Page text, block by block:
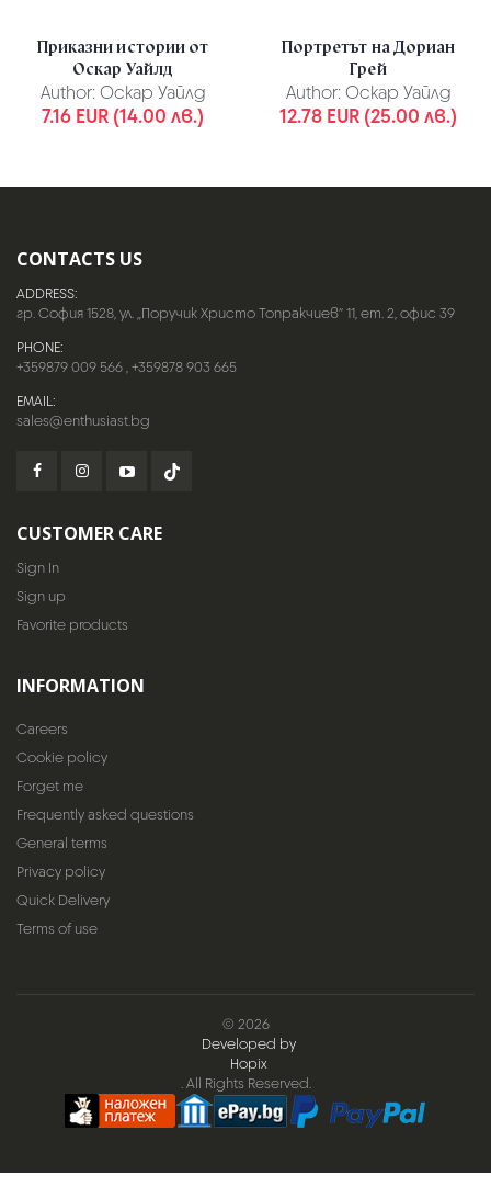
Приказни истории от
Оскар Уайлд
Author: Оскар Уайлд
7.16 EUR (14.00 лв.)
Портретът на Дориан
Грей
Author: Оскар Уайлд
12.78 EUR (25.00 лв.)
CONTACTS US
ADDRESS:
гр. София 1528, ул. „Поручик Христо Топракчиев“ 11, ет. 2, офис 39
PHONE:
+359879 009 566,+359878 903 665
EMAIL:
sales@enthusiast.bg
CUSTOMER CARE
Sign In
Sign up
Favorite products
INFORMATION
Careers
Cookie policy
Forget me
Frequently asked questions
General terms
Privacy policy
Quick Delivery
Terms of use
© 2026
Developed by
Hopix
. All Rights Reserved.